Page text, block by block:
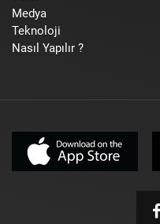
Medya
Teknoloji
Nasıl Yapılır ?